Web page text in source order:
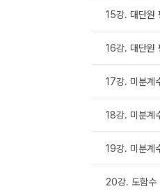
15강. 대단원
16강. 대단원
17강. 미분계
18강. 미분계
19강. 미분계
20강. 도함수